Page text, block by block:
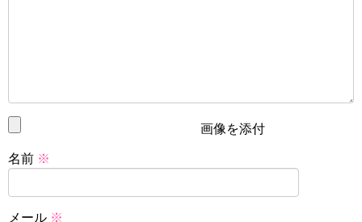
画像を添付
名前 ※
メール ※